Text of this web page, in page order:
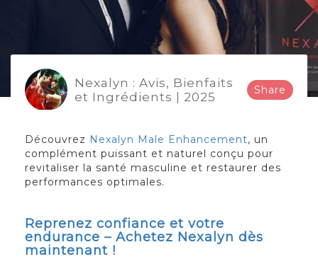
Nexalyn : Avis, Bienfaits
et Ingrédients | 2025
Share
Découvrez Nexalyn Male Enhancement, un
complément puissant et naturel conçu pour
revitaliser la santé masculine et restaurer des
performances optimales.
Reprenez confiance et votre
endurance – Achetez Nexalyn dès
maintenant !